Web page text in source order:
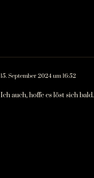
15. September 2024 um 16:52
Ich auch, hoffe es löst sich bald.